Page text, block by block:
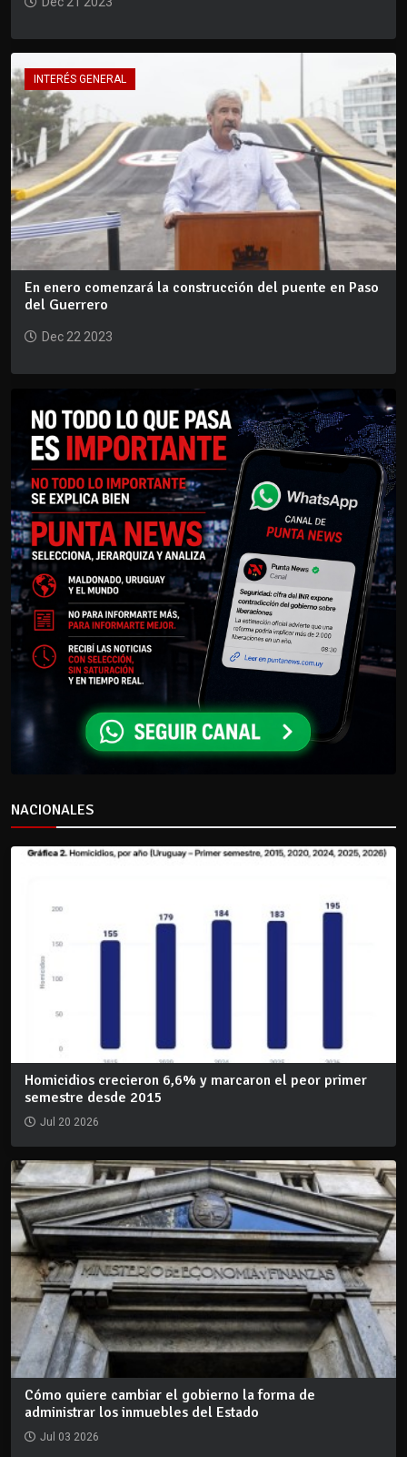
INTERÉS GENERAL
En enero comenzará la construcción del puente en Paso
del Guerrero
Dec 22 2023
NACIONALES
Homicidios crecieron 6,6% y marcaron el peor primer
semestre desde 2015
Jul 20 2026
Cómo quiere cambiar el gobierno la forma de
administrar los inmuebles del Estado
Jul 03 2026